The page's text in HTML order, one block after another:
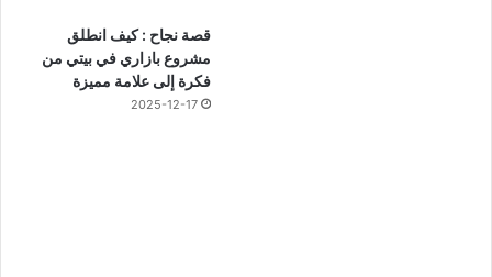
قصة نجاح : كيف انطلق
مشروع بازاري في بيتي من
فكرة إلى علامة مميزة
2025-12-17